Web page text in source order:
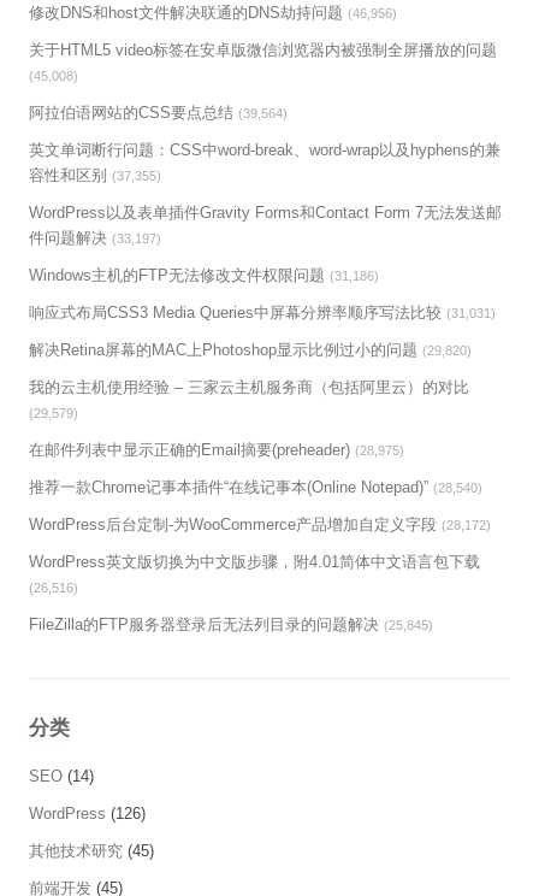
修改DNS和host文件解决联通的DNS劫持问题 (46,956)
关于HTML5 video标签在安卓版微信浏览器内被强制全屏播放的问题
(45,008)
阿拉伯语网站的CSS要点总结 (39,564)
英文单词断行问题：CSS中word-break、word-wrap以及hyphens的兼
容性和区别 (37,355)
WordPress以及表单插件Gravity Forms和Contact Form 7无法发送邮
件问题解决 (33,197)
Windows主机的FTP无法修改文件权限问题 (31,186)
响应式布局CSS3 Media Queries中屏幕分辨率顺序写法比较 (31,031)
解决Retina屏幕的MAC上Photoshop显示比例过小的问题 (29,820)
我的云主机使用经验 – 三家云主机服务商（包括阿里云）的对比
(29,579)
在邮件列表中显示正确的Email摘要(preheader) (28,975)
推荐一款Chrome记事本插件“在线记事本(Online Notepad)” (28,540)
WordPress后台定制-为WooCommerce产品增加自定义字段 (28,172)
WordPress英文版切换为中文版步骤，附4.01简体中文语言包下载
(26,516)
FileZilla的FTP服务器登录后无法列目录的问题解决 (25,845)
分类
SEO (14)
WordPress (126)
其他技术研究 (45)
前端开发 (45)